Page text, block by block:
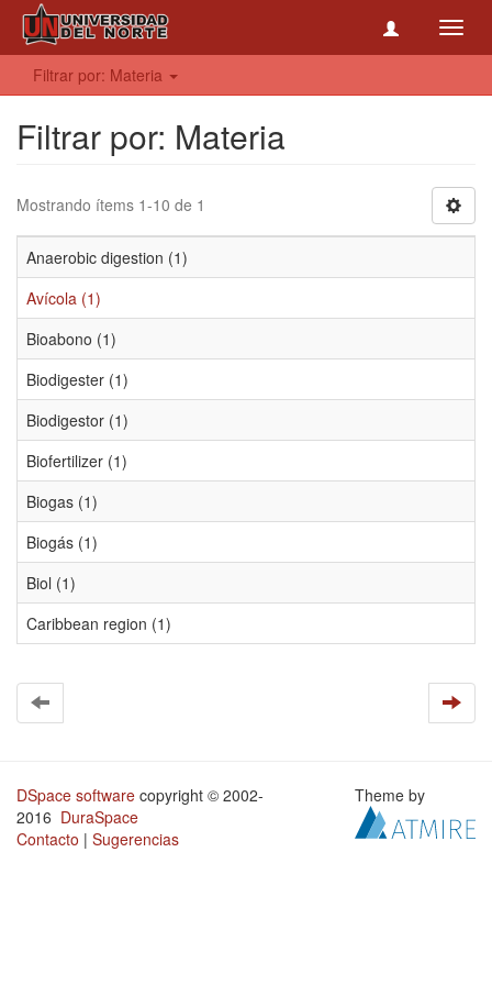
Filtrar por: Materia
Filtrar por: Materia
Mostrando ítems 1-10 de 1
Anaerobic digestion (1)
Avícola (1)
Bioabono (1)
Biodigester (1)
Biodigestor (1)
Biofertilizer (1)
Biogas (1)
Biogás (1)
Biol (1)
Caribbean region (1)
DSpace software copyright © 2002-
2016 DuraSpace
Contacto | Sugerencias
Theme by